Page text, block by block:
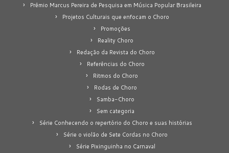
Prêmio Marcus Pereira de Pesquisa em Música Popular Brasileira
Projetos Culturais que enfocam o Choro
Promoções
Reality Choro
Redação da Revista do Choro
Referências do Choro
Ritmos do Choro
Rodas de Choro
Samba-Choro
Sem categoria
Série Conhecendo o repertório do Choro e suas histórias
Série o violão de Sete Cordas no Choro
Série Pixinguinha no Carnaval